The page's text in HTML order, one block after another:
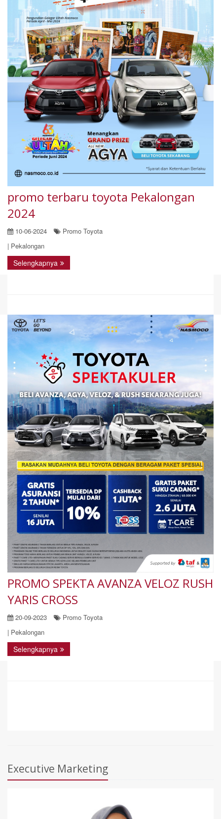
promo terbaru toyota Pekalongan
2024
10-06-2024
Promo Toyota
| Pekalongan
Selengkapnya
PROMO SPEKTA AVANZA VELOZ RUSH
YARIS CROSS
20-09-2023
Promo Toyota
| Pekalongan
Selengkapnya
Executive Marketing